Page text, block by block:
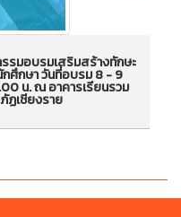
มกิจกรรมอบรมเสริม
สำหรับนักศึกษา
เวลา 08.00 -
รมอบรมเสริมสร้างทักษะ
กศึกษา วันที่อบรม 8 - 9
น. ณ อาคารเรียนรวม
ฏเชียงราย